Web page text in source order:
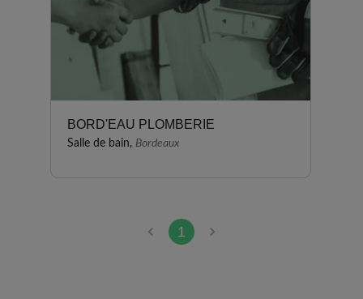
BORD'EAU PLOMBERIE
Salle de bain, Bordeaux
1